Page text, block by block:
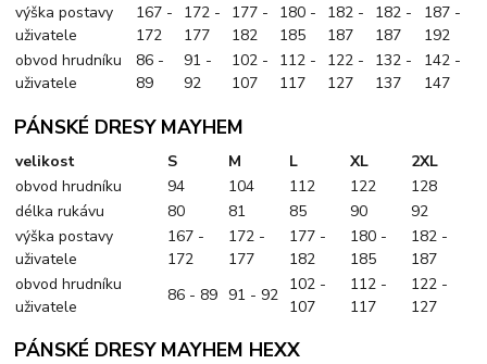
výška postavy
uživatele
167 -
172
172 -
177
177 -
182
180 -
185
182 -
187
182 -
187
187 -
192
obvod hrudníku
uživatele
86 -
89
91 -
92
102 -
107
112 -
117
122 -
127
132 -
137
142 -
147
PÁNSKÉ DRESY MAYHEM
velikost S M L XL
2XL
obvod hrudníku
94 104 112 122
128
délka rukávu
80 81 85 90
92
výška postavy
uživatele
167 -
172
172 -
177
177 -
182
180 -
185
182 -
187
obvod hrudníku
uživatele
86 - 89 91 - 92
102 -
107
112 -
117
122 -
127
PÁNSKÉ DRESY MAYHEM HEXX